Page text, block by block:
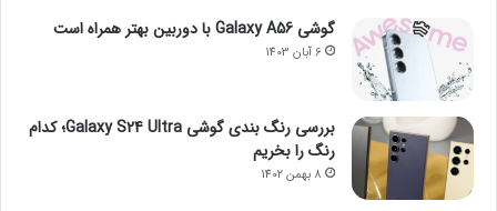
گوشی Galaxy A56 با دوربین بهتر همراه است
6 آبان 1403
بررسی رنگ بندی گوشی Galaxy S24 Ultra؛ کدام
رنگ را بخریم
8 بهمن 1402